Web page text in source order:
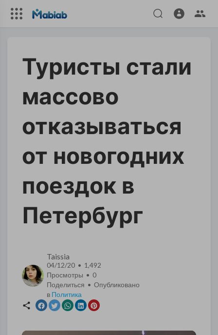
Туристы стали
массово
отказываться
от новогодних
поездок в
Петербург
Taissia
04/12/20 • 1,492
Просмотры • 0
Поделиться • Опубликовано
в Политика